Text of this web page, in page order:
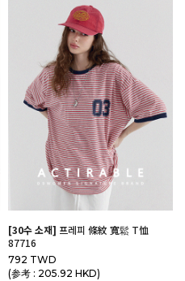
[30수 소재] 프레피 條紋 寬鬆 T恤
87716
792 TWD
(参考 : 205.92 HKD)